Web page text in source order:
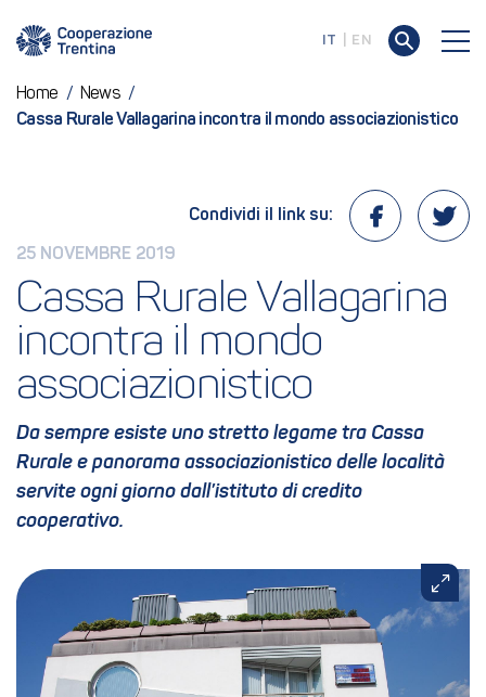
IT EN
Home / News /
Cassa Rurale Vallagarina incontra il mondo associazionistico
25 NOVEMBRE 2019
Condividi il link su:
Cassa Rurale Vallagarina
incontra il mondo
associazionistico
Da sempre esiste uno stretto legame tra Cassa
Rurale e panorama associazionistico delle località
servite ogni giorno dall’istituto di credito
cooperativo.